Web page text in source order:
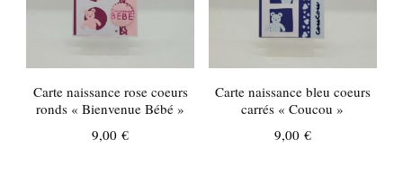
Carte naissance rose coeurs
ronds « Bienvenue Bébé »
9,00€
Carte naissance bleu coeurs
carrés « Coucou »
9,00 €